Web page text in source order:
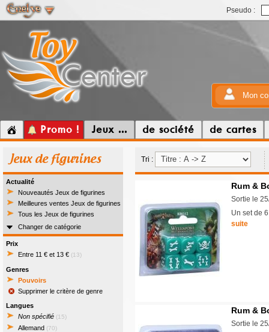
Pseudo :
Mon
Promo ! Jeux ... de société de cartes
Jeux de figurines
Actualité
Nouveautés Jeux de figurines
Meilleures ventes Jeux de figurines
Tous les Jeux de figurines
Changer de catégorie
Prix
Entre 11 € et 13 € (13)
Genres
Pouvoirs
Supprimer le critère de genre
Langues
Non spécifié (15)
Allemand (70)
Tri :
Rum &
Sortie le
Un set de
suite
Rum &
Sortie le